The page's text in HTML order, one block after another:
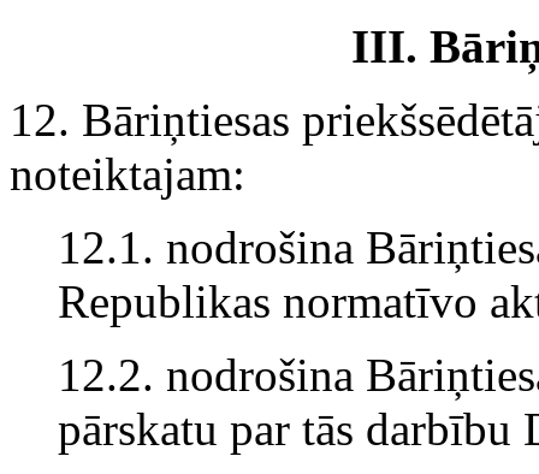
III.
12. Bāriņtiesas
noteiktajam:
12.1. nodrošina
Republikas normatīvo
12.2. nodrošina
pārskatu par tās darbību